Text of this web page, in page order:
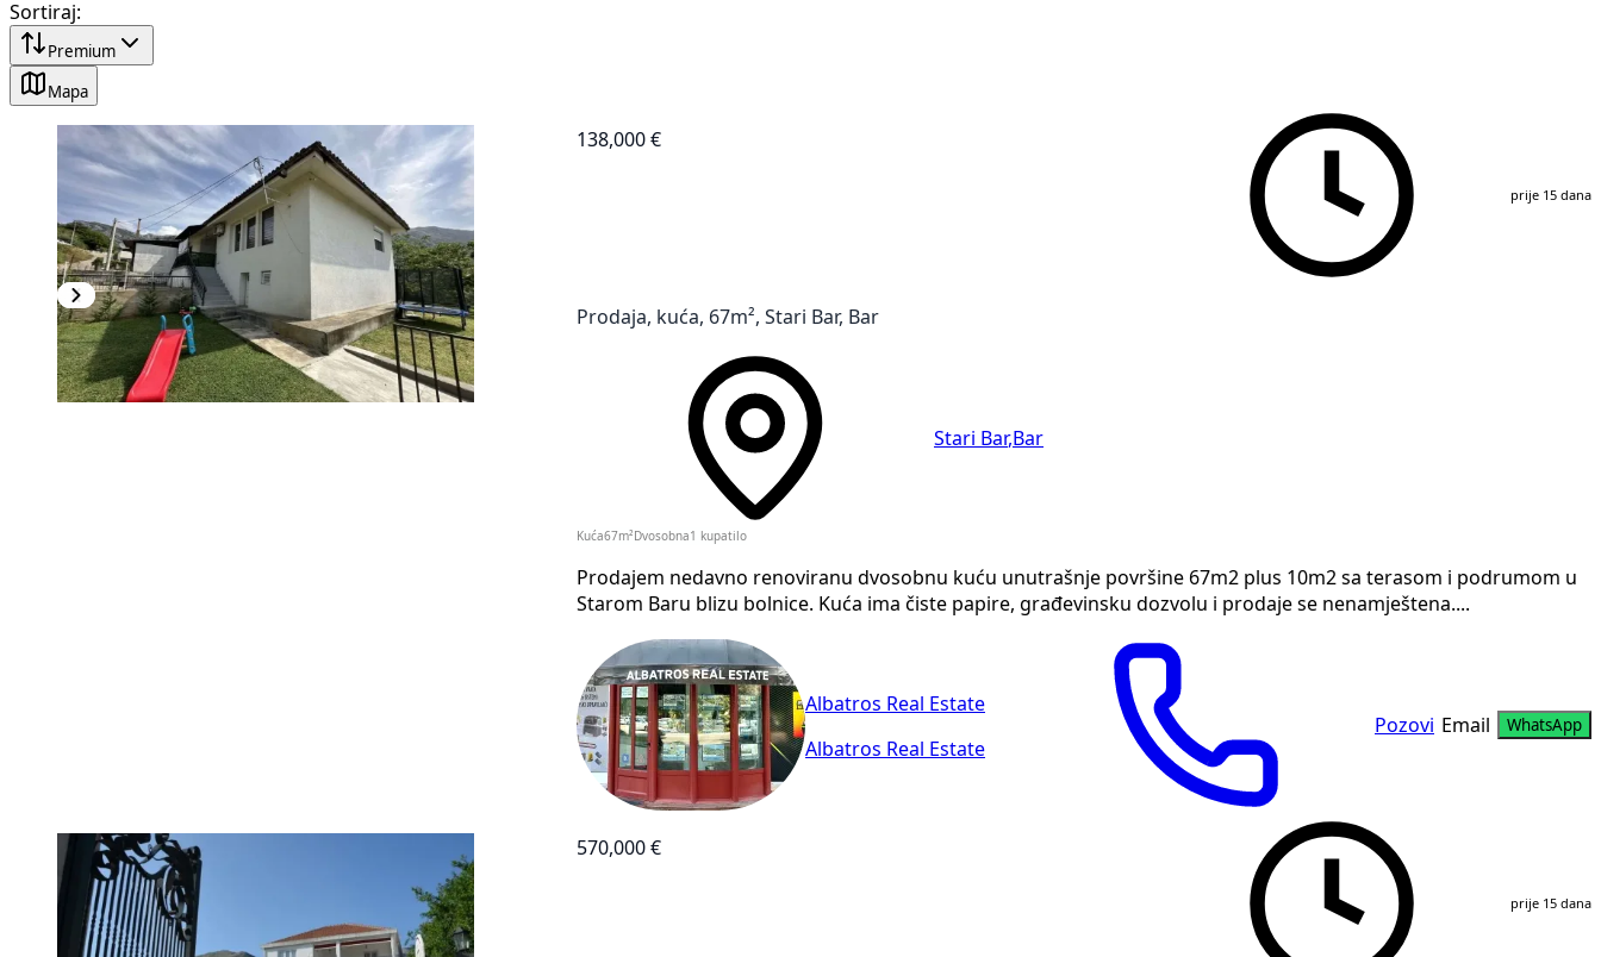
Sortiraj:
Premium
Mapa
138,000 €
prije 15 dana
Prodaja, kuća, 67m², Stari Bar, Bar
Stari Bar, Bar
Kuća67m² Dvosobna 1 kupatilo
Prodajem nedavno renoviranu dvosobnu kuću unutrašnje površine 67m2 plus 10m2 sa terasom i podrumom u
Starom Baru blizu bolnice. Kuća ima čiste papire, građevinsku dozvolu i prodaje se nenamještena....
Albatros Real Estate
Albatros Real Estate
Pozovi Email WhatsApp
570,000 €
prije 15 dana